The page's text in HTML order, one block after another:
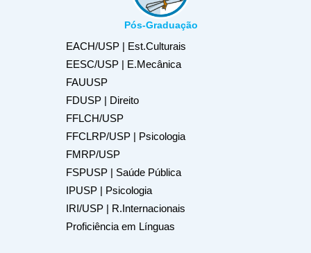
Pós-Graduação
EACH/USP | Est.Culturais
EESC/USP | E.Mecânica
FAUUSP
FDUSP | Direito
FFLCH/USP
FFCLRP/USP | Psicologia
FMRP/USP
FSPUSP | Saúde Pública
IPUSP | Psicologia
IRI/USP | R.Internacionais
Proficiência em Línguas